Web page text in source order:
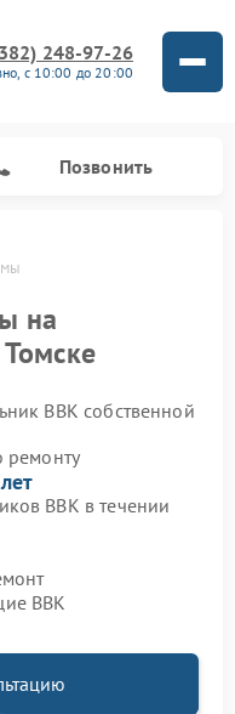
248-97-26
с 10:00 до 20:00
Позвонить
на
BBK собственной
ремонту
BBK в течении
BBK